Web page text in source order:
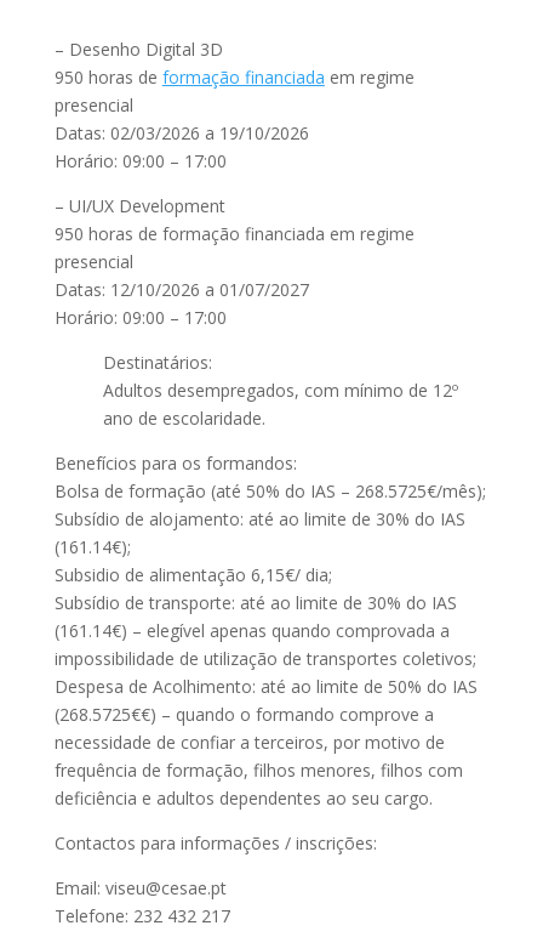
– Desenho Digital 3D
950 horas de formação financiada em regime
presencial
Datas: 02/03/2026 a 19/10/2026
Horário: 09:00 – 17:00
– UI/UX Development
950 horas de formação financiada em regime
presencial
Datas: 12/10/2026 a 01/07/2027
Horário: 09:00 – 17:00
Destinatários:
Adultos desempregados, com mínimo de 12º
ano de escolaridade.
Benefícios para os formandos:
Bolsa de formação (até 50% do IAS – 268.5725€/mês);
Subsídio de alojamento: até ao limite de 30% do IAS
(161.14€);
Subsidio de alimentação 6,15€/ dia;
Subsídio de transporte: até ao limite de 30% do IAS
(161.14€) – elegível apenas quando comprovada a
impossibilidade de utilização de transportes coletivos;
Despesa de Acolhimento: até ao limite de 50% do IAS
(268.5725€€) – quando o formando comprove a
necessidade de confiar a terceiros, por motivo de
frequência de formação, filhos menores, filhos com
deficiência e adultos dependentes ao seu cargo.
Contactos para informações / inscrições:
Email: viseu@cesae.pt
Telefone: 232 432 217